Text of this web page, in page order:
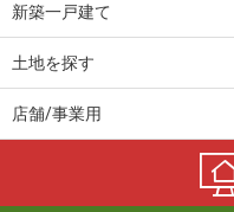
新築一戸建て
土地を探す
店舗/事業用